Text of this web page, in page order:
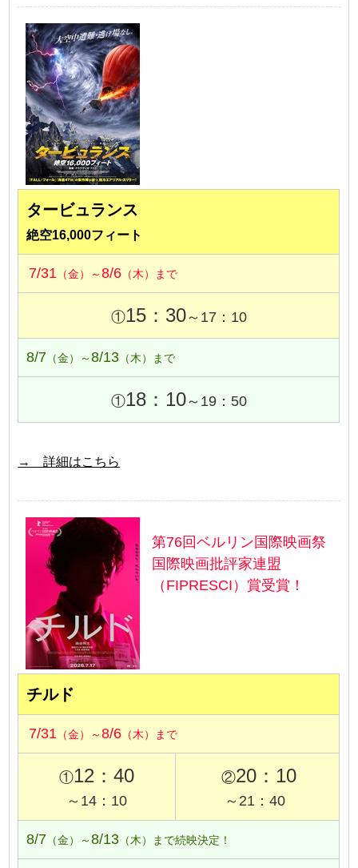
タービュランス
絶空16,000フィート
7/31 （金）～8/6 （木）まで
①15：30～17：10
8/7 （金）～8/13 （木）まで
①18：10～19：50
→ 詳細はこちら
第76回ベルリン国際映画祭
国際映画批評家連盟
（FIPRESCI）賞受賞！
チルド
7/31 （金）～8/6 （木）まで
①12：40
～14：10
②20：10
～21：40
8/7 （金）～8/13 （木）まで続映決定！